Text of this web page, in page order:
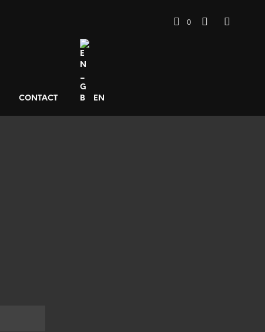
CONTACT EN
0